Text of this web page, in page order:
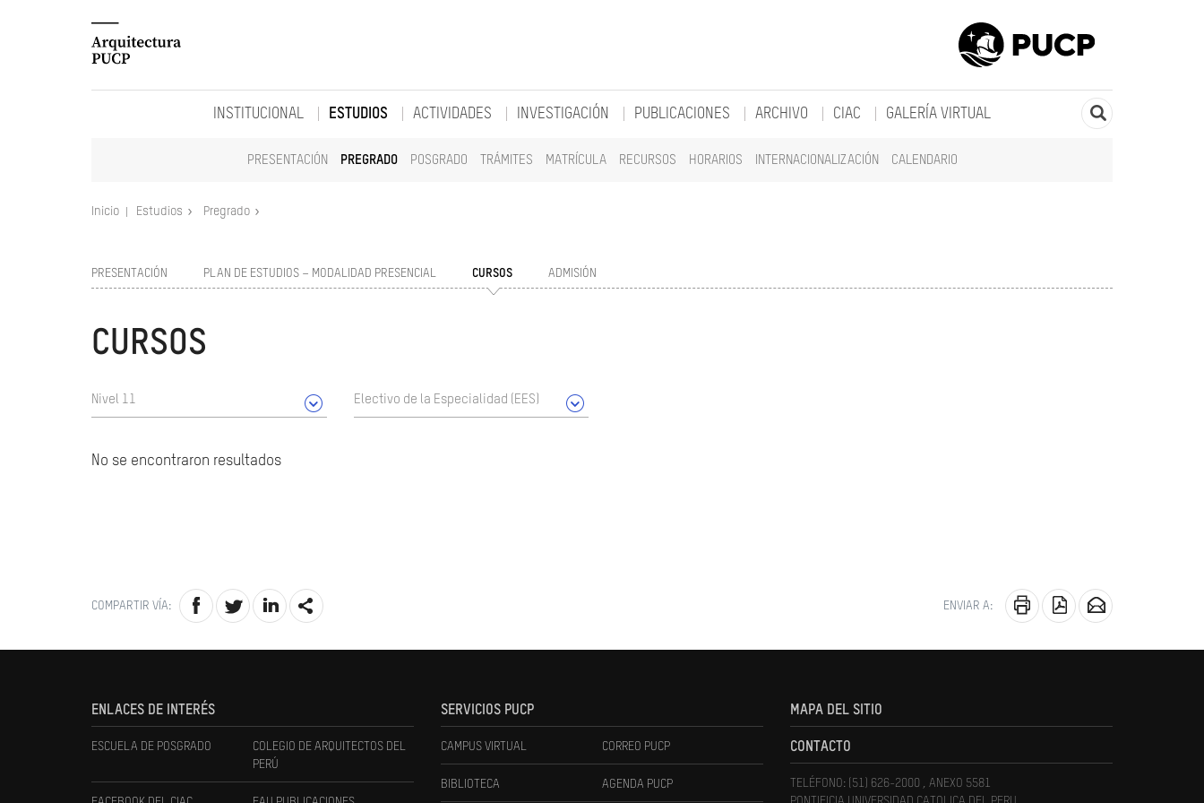
INSTITUCIONAL ESTUDIOS
PRESENTACIÓN PREGRADO POSGRADO TRÁMITES MATRÍCULA RECURSOS HORARIOS INTERNACIONALIZACIÓN CALENDARIO
ACTIVIDADES INVESTIGACIÓN PUBLICACIONES ARCHIVO CIAC GALERÍA VIRTUAL
Inicio Estudios Pregrado
PRESENTACIÓN PLAN DE ESTUDIOS – MODALIDAD PRESENCIAL CURSOS ADMISIÓN
CURSOS
Nivel 11 Electivo de la Especialidad (EES)
No se encontraron resultados
COMPARTIR VÍA: ENVIAR A:
ENLACES DE INTERÉS
ESCUELA DE POSGRADO
COLEGIO DE ARQUITECTOS DEL
PERÚ
SERVICIOS PUCP
CAMPUS VIRTUAL CORREO PUCP
BIBLIOTECA AGENDA PUCP
MAPA DEL SITIO
CONTACTO
TELÉFONO: (51) 626-2000 , ANEXO 5581